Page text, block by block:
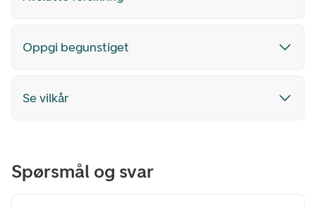
Oppgi begunstiget
Se vilkår
Spørsmål og svar